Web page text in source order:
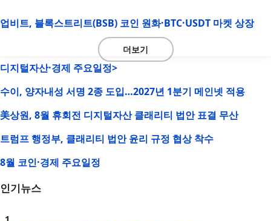
업비트, 블록스트리트(BSB) 코인 원화·BTC·USDT 마켓 상장
더보기
디지털자산·경제 주요일정>
수이, 양자내성 서명 2종 도입…2027년 1분기 메인넷 적용
美상원, 8월 휴회전 디지털자산 클래리티 법안 표결 무산
트럼프 행정부, 클래리티 법안 윤리 규정 협상 착수
8월 코인·경제 주요일정
인기뉴스